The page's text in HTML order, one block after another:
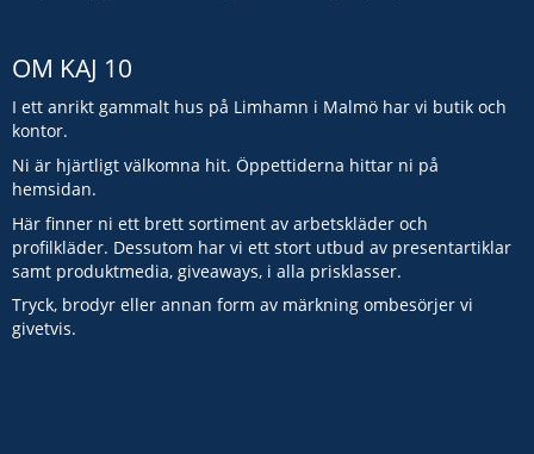
OM KAJ 10
I ett anrikt gammalt hus på Limhamn i Malmö har vi butik och
kontor.
Ni är hjärtligt välkomna hit. Öppettiderna hittar ni på
hemsidan.
Här finner ni ett brett sortiment av arbetskläder och
profilkläder. Dessutom har vi ett stort utbud av presentartiklar
samt produktmedia, giveaways, i alla prisklasser.
Tryck, brodyr eller annan form av märkning ombesörjer vi
givetvis.